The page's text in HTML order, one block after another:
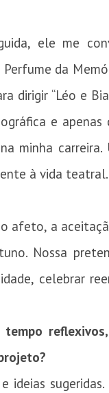
ele me
da
dirigir “Léo e
e apenas
minha carreira.
à vida teatral.
o afeto, a
Nossa
celebrar
ideias